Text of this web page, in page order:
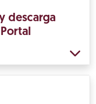
descarga